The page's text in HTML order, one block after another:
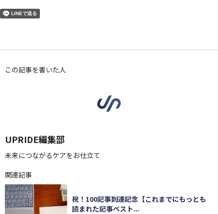
この記事を書いた人
UPRIDE編集部
未来につながるケアをお仕立て
関連記事
祝！100記事到達記念【これまでにもっとも
読まれた記事ベスト...